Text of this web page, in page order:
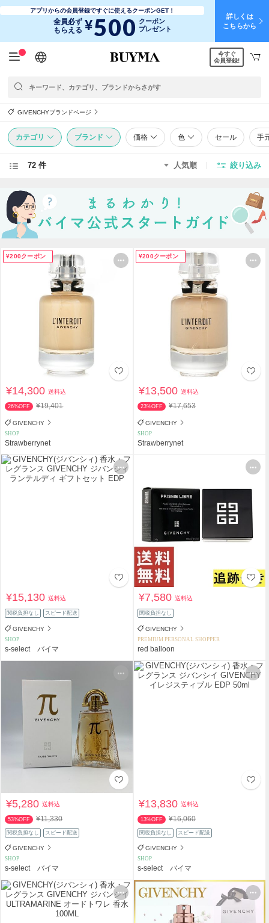
アプリからの会員登録ですぐに使えるクーポンGET！
全員必ず
もらえる ¥500 クーポン
プレゼント
詳しくは
こちらから
日本語
English
简体中文
繁體中文
今すぐ
会員登録!
GIVENCHYブランドページ
カテゴリ ブランド 価格 色 セール 手
72 件 人気順 絞り込み
¥200クーポン
¥14,300送料込
26%OFF ¥19,401
GIVENCHY
SHOP
Strawberrynet
¥200クーポン
¥13,500送料込
23%OFF ¥17,653
GIVENCHY
SHOP
Strawberrynet
¥15,130送料込
関税負担なし スピード配送
GIVENCHY
SHOP
s-select バイマ
¥7,580送料込
関税負担なし
GIVENCHY
PREMIUM PERSONAL SHOPPER
red balloon
¥5,280送料込
53%OFF ¥11,330
関税負担なし スピード配送
GIVENCHY
SHOP
s-select バイマ
¥13,830送料込
13%OFF ¥16,060
関税負担なし スピード配送
GIVENCHY
SHOP
s-select バイマ